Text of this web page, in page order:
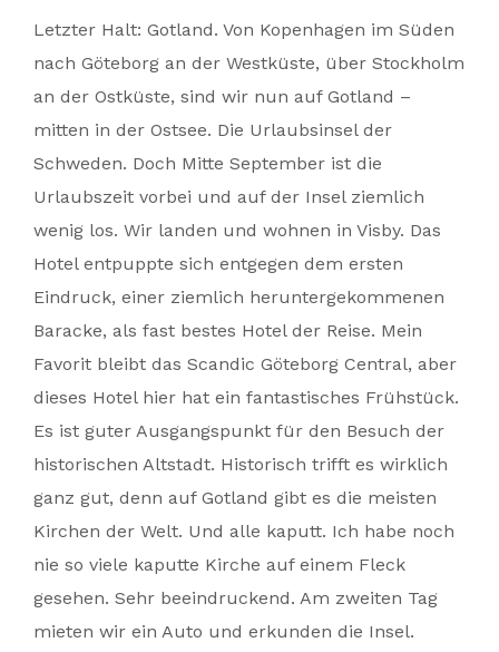
Letzter Halt: Gotland. Von Kopenhagen im Süden
nach Göteborg an der Westküste, über Stockholm
an der Ostküste, sind wir nun auf Gotland –
mitten in der Ostsee. Die Urlaubsinsel der
Schweden. Doch Mitte September ist die
Urlaubszeit vorbei und auf der Insel ziemlich
wenig los. Wir landen und wohnen in Visby. Das
Hotel entpuppte sich entgegen dem ersten
Eindruck, einer ziemlich heruntergekommenen
Baracke, als fast bestes Hotel der Reise. Mein
Favorit bleibt das Scandic Göteborg Central, aber
dieses Hotel hier hat ein fantastisches Frühstück.
Es ist guter Ausgangspunkt für den Besuch der
historischen Altstadt. Historisch trifft es wirklich
ganz gut, denn auf Gotland gibt es die meisten
Kirchen der Welt. Und alle kaputt. Ich habe noch
nie so viele kaputte Kirche auf einem Fleck
gesehen. Sehr beeindruckend. Am zweiten Tag
mieten wir ein Auto und erkunden die Insel.